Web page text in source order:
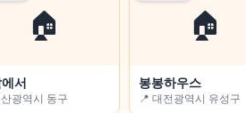
🏠
서
광역시 동구
🏠
봉봉하우스
📍 대전광역시 유성구
🏠
sleep)
남도 논산시
🏠
📍 전라남도 고흥군